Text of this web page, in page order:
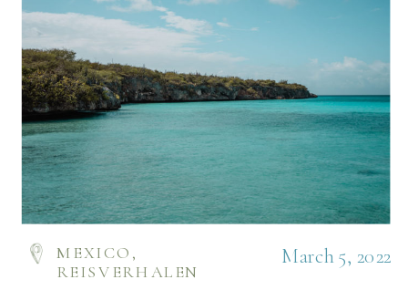
MEXICO ,
REISVERHALEN
March 5, 2022